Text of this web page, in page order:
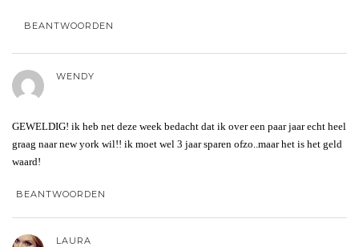
BEANTWOORDEN
WENDY
GEWELDIG! ik heb net deze week bedacht dat ik over een paar jaar echt heel
graag naar new york wil!! ik moet wel 3 jaar sparen ofzo..maar het is het geld
waard!
BEANTWOORDEN
LAURA